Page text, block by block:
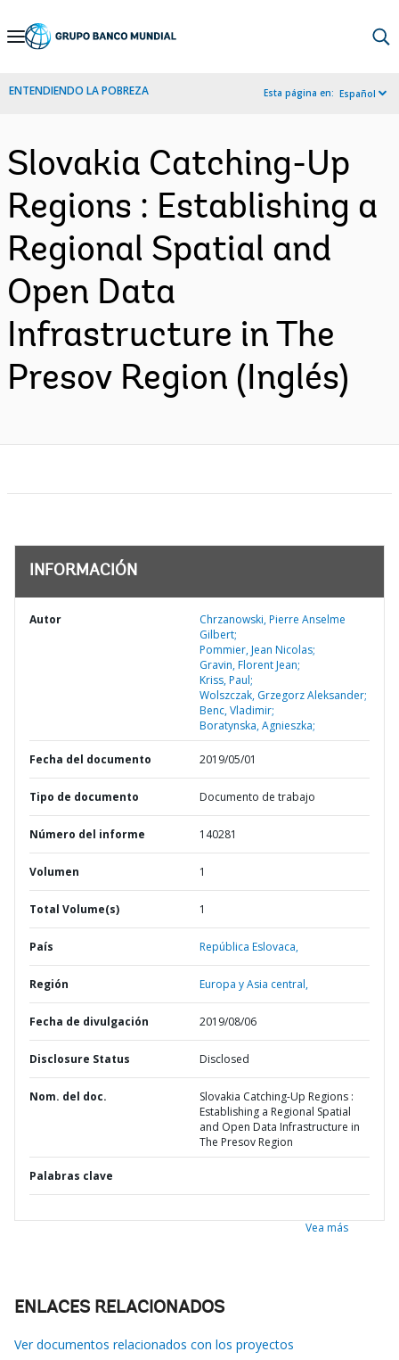
Skip
Navigation
ENTENDIENDO LA POBREZA Esta página en: Español
Slovakia Catching-Up
Regions : Establishing a
Regional Spatial and
Open Data
Infrastructure in The
Presov Region (Inglés)
INFORMACIÓN
Autor
Chrzanowski, Pierre Anselme
Gilbert;
Pommier, Jean Nicolas;
Gravin, Florent Jean;
Kriss, Paul;
Wolszczak, Grzegorz Aleksander;
Benc, Vladimir;
Boratynska, Agnieszka;
Fecha del documento 2019/05/01
Tipo de documento Documento de trabajo
Número del informe 140281
Volumen 1
Total Volume(s) 1
País República Eslovaca,
Región Europa y Asia central,
Fecha de divulgación 2019/08/06
Disclosure Status Disclosed
Nom. del doc.
Slovakia Catching-Up Regions :
Establishing a Regional Spatial
and Open Data Infrastructure in
The Presov Region
Palabras clave
Vea más
ENLACES RELACIONADOS
Ver documentos relacionados con los proyectos